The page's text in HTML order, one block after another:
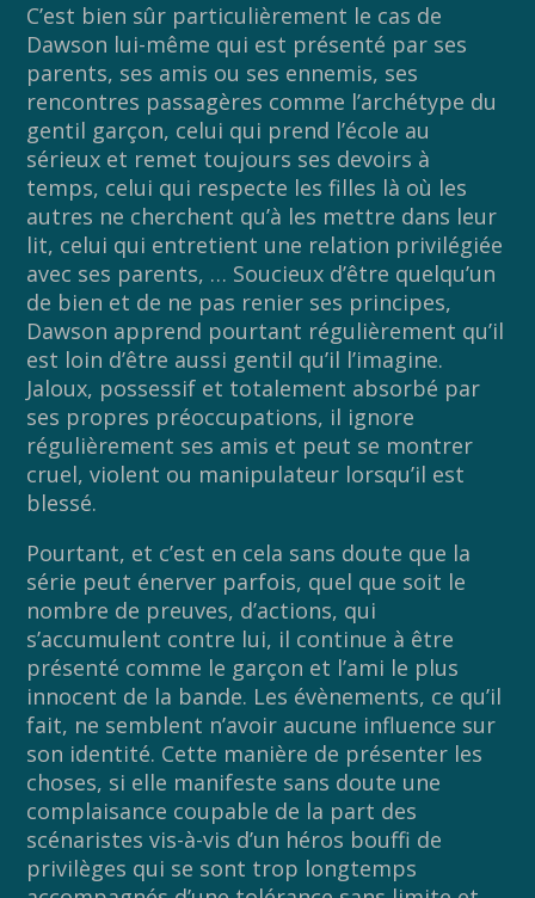
C’est bien sûr particulièrement le cas de
Dawson lui-même qui est présenté par ses
parents, ses amis ou ses ennemis, ses
rencontres passagères comme l’archétype du
gentil garçon, celui qui prend l’école au
sérieux et remet toujours ses devoirs à
temps, celui qui respecte les filles là où les
autres ne cherchent qu’à les mettre dans leur
lit, celui qui entretient une relation privilégiée
avec ses parents, … Soucieux d’être quelqu’un
de bien et de ne pas renier ses principes,
Dawson apprend pourtant régulièrement qu’il
est loin d’être aussi gentil qu’il l’imagine.
Jaloux, possessif et totalement absorbé par
ses propres préoccupations, il ignore
régulièrement ses amis et peut se montrer
cruel, violent ou manipulateur lorsqu’il est
blessé.
Pourtant, et c’est en cela sans doute que la
série peut énerver parfois, quel que soit le
nombre de preuves, d’actions, qui
s’accumulent contre lui, il continue à être
présenté comme le garçon et l’ami le plus
innocent de la bande. Les évènements, ce qu’il
fait, ne semblent n’avoir aucune influence sur
son identité. Cette manière de présenter les
choses, si elle manifeste sans doute une
complaisance coupable de la part des
scénaristes vis-à-vis d’un héros bouffi de
privilèges qui se sont trop longtemps